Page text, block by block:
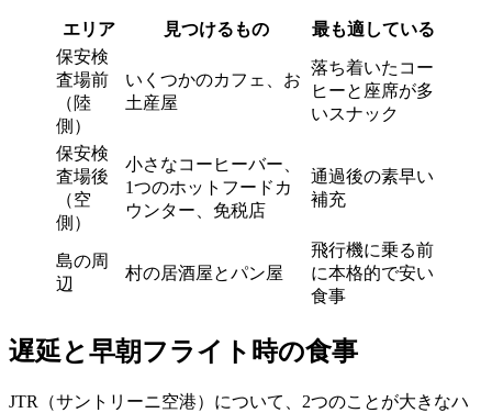
エリア 見つけるもの
最も適している
保安検
査場前
（陸
側）
いくつかのカフェ、お
土産屋
落ち着いたコー
ヒーと座席が多
いスナック
保安検
査場後
（空
側）
小さなコーヒーバー、
1つのホットフードカ
ウンター、免税店
通過後の素早い
補充
島の周
辺
村の居酒屋とパン屋
飛行機に乗る前
に本格的で安い
食事
遅延と早朝フライト時の食事
JTR（サントリーニ空港）について、2つのことが大きなハ